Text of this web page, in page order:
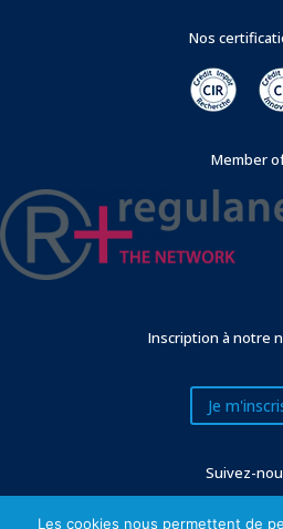
Nos
Member
Inscription à notre
Je
Suivez-
Les cookies nous permettent de